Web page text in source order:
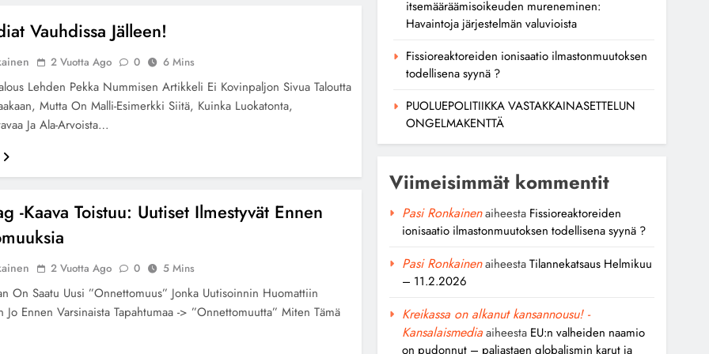
Vauhdissa Jälleen!
2 Vuotta Ago 0 6 Mins
Lehden Pekka Nummisen Artikkeli Ei Kovinpaljon Sivua Taloutta
Mutta On Malli-Esimerkki Siitä, Kuinka Luokatonta,
Ja Ala-Arvoista…
-Kaava Toistuu: Uutiset Ilmestyvät Ennen
2 Vuotta Ago 0 5 Mins
On Saatu Uusi ”onnettomuus” Jonka Uutisoinnin Huomattiin
Jo Ennen Varsinaista Tapahtumaa -> ”onnettomuutta” Miten Tämä
itsemääräämisoikeuden mureneminen:
Havaintoja järjestelmän valuvioista
Fissioreaktoreiden ionisaatio ilmastonmuutoksen
todellisena syynä ?
PUOLUEPOLITIIKKA VASTAKKAINASETTELUN
ONGELMAKENTTÄ
Viimeisimmät kommentit
Pasi Ronkainenaiheesta Fissioreaktoreiden
ionisaatio ilmastonmuutoksen todellisena syynä ?
Pasi RonkainenaiheestaTilannekatsaus Helmikuu
– 11.2.2026
Kreikassa on alkanut kansannousu! -
Kansalaismediaaiheesta EU:n valheiden naamio
on pudonnut – paljastaen globalismin karut ja